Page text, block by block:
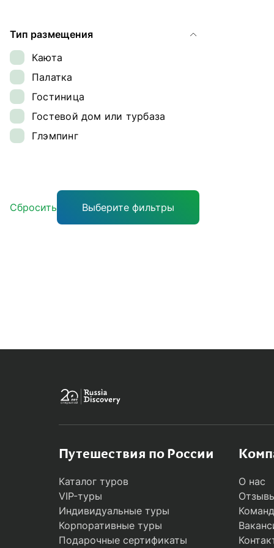
Тип размещения
Каюта
Палатка
Гостиница
Гостевой дом или турбаза
Глэмпинг
Сбросить Выберите фильтры
Путешествия по России
Каталог туров
VIP-туры
Индивидуальные туры
Корпоративные туры
Подарочные сертификаты
О нас